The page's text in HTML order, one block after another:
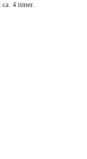
4 timer.